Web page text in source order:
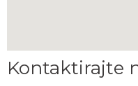
Kontaktirajte